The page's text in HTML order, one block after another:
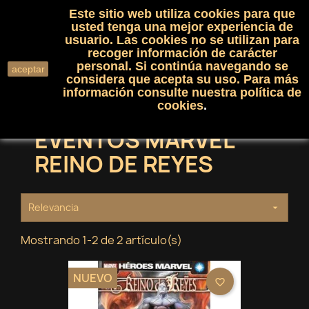
shopping_cart(0)

search
EVENTOS MARVEL
REINO DE REYES
Relevancia 
Mostrando 1-2 de 2 artículo(s)
NUEVO favorite_border
aceptar
Este sitio web utiliza cookies para que
usted tenga una mejor experiencia de
usuario. Las cookies no se utilizan para
recoger información de carácter
personal. Si continúa navegando se
considera que acepta su uso. Para más
información consulte nuestra política de
cookies.